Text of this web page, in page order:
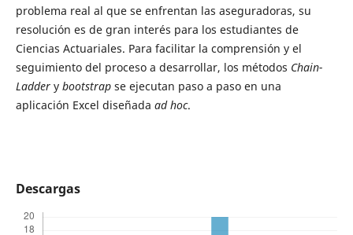
problema real al que se enfrentan las aseguradoras, su
resolución es de gran interés para los estudiantes de
Ciencias Actuariales. Para facilitar la comprensión y el
seguimiento del proceso a desarrollar, los métodos Chain-
Laddery bootstrapse ejecutan paso a paso en una
aplicación Excel diseñada ad hoc.
Descargas